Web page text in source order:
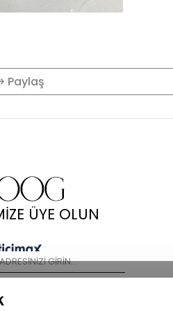
Paylaş
ÜYE OLUN
KAYIT OL